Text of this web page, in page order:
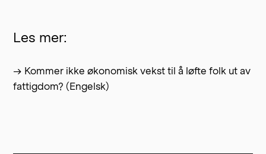
Les mer:
→ Kommer ikke økonomisk vekst til å løfte folk ut av
fattigdom? (Engelsk)